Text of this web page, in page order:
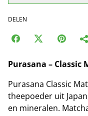
DELEN
Purasana – Classic
Purasana Classic
theepoeder uit
en mineralen.